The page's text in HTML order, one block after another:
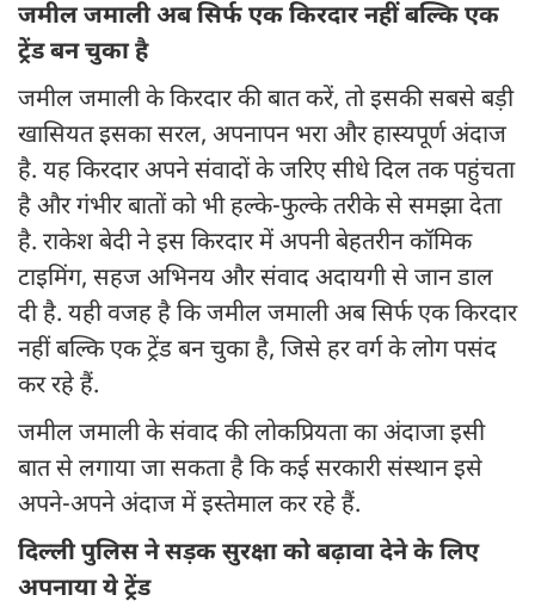
जमील जमाली अब सिर्फ एक किरदार नहीं बल्कि एक
ट्रेंड बन चुका है
जमील जमाली के किरदार की बात करें, तो इसकी सबसे बड़ी
खासियत इसका सरल, अपनापन भरा और हास्यपूर्ण अंदाज
है. यह किरदार अपने संवादों के जरिए सीधे दिल तक पहुंचता
है और गंभीर बातों को भी हल्के-फुल्के तरीके से समझा देता
है. राकेश बेदी ने इस किरदार में अपनी बेहतरीन कॉमिक
टाइमिंग, सहज अभिनय और संवाद अदायगी से जान डाल
दी है. यही वजह है कि जमील जमाली अब सिर्फ एक किरदार
नहीं बल्कि एक ट्रेंड बन चुका है, जिसे हर वर्ग के लोग पसंद
कर रहे हैं.
जमील जमाली के संवाद की लोकप्रियता का अंदाजा इसी
बात से लगाया जा सकता है कि कई सरकारी संस्थान इसे
अपने-अपने अंदाज में इस्तेमाल कर रहे हैं.
दिल्ली पुलिस ने सड़क सुरक्षा को बढ़ावा देने के लिए
अपनाया ये ट्रेंड